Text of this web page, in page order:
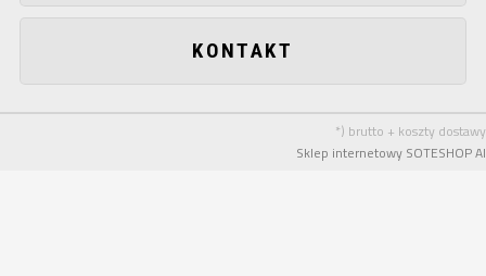
KONTAKT
*) brutto + koszty dostawy
Sklep internetowy SOTESHOP AI